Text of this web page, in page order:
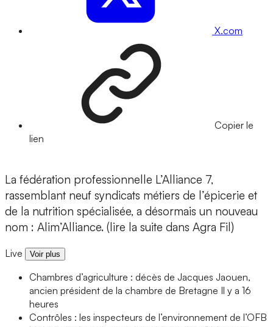
X.com
Copier le
lien
La fédération professionnelle L’Alliance 7,
rassemblant neuf syndicats métiers de l’épicerie et
de la nutrition spécialisée, a désormais un nouveau
nom : Alim’Alliance. (lire la suite dans Agra Fil)
Live Voir plus
Chambres d’agriculture : décès de Jacques Jaouen,
ancien président de la chambre de Bretagne Il y a 16
heures
Contrôles : les inspecteurs de l’environnement de l’OFB